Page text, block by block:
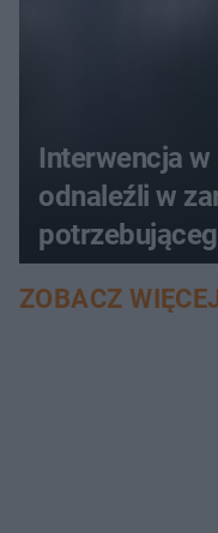
Interwencja
odnaleźli w
ZOBACZ